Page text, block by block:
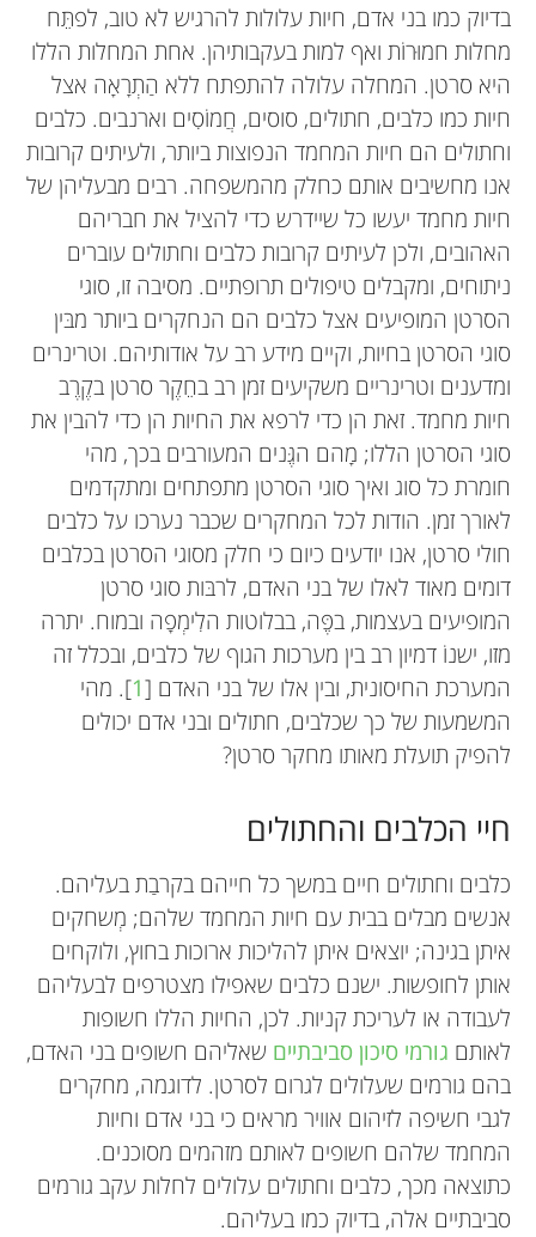
בדיוק כמו בני אדם, חיות עלולות להרגיש לא טוב, לפתֵּח
מחלות חמוּרוֹת ואף למות בעקבותיהן. אחת המחלות הללו
היא סרטן. המחלה עלולה להתפתח ללא הַתְרָאָה אצל
חיות כמו כלבים, חתולים, סוסים, חֲמוֹסִים וארנבים. כלבים
וחתולים הם חיות המחמד הנפוצות ביותר, ולעיתים קרובות
אנו מחשיבים אותם כחלק מהמשפחה. רבים מבעליהן של
חיות מחמד יעשו כל שיידרש כדי להציל את חבריהם
האהובים, ולכן לעיתים קרובות כלבים וחתולים עוברים
ניתוחים, ומקבלים טיפולים תרופתיים. מסיבה זו, סוגי
הסרטן המופיעים אצל כלבים הם הנחקרים ביותר מבּין
סוגי הסרטן בחיות, וקיים מידע רב על אודותיהם. וטרינרים
ומדענים וטרינריים משקיעים זמן רב בחֵקֶר סרטן בקֶרֶב
חיות מחמד. זאת הן כדי לרפא את החיות הן כדי להבין את
סוגי הסרטן הללו; מָהם הגֶּנים המעורבים בכך, מהי
חומרת כל סוג ואיך סוגי הסרטן מתפתחים ומתקדמים
לאורך זמן. הודות לכל המחקרים שכבר נערכו על כלבים
חולי סרטן, אנו יודעים כיום כי חלק מסוגי הסרטן בכלבים
דומים מאוד לאלו של בני האדם, לרבּות סוגי סרטן
המופיעים בעצמות, בפֶּה, בבלוטות הלִימְפָה ובמוח. יתרה
מזו, ישנוֹ דמיון רב בין מערכות הגוף של כלבים, ובכלל זה
המערכת החיסונית, ובין אלו של בני האדם [1]. מהי
המשמעות של כך שכלבים, חתולים ובני אדם יכולים
להפיק תועלת מאותו מחקר סרטן?
חיי הכלבים והחתולים
כלבים וחתולים חיים במשך כל חייהם בקרבַת בעליהם.
אנשים מבלים בבית עם חיות המחמד שלהם; מְשחקים
איתן בגינה; יוצאים איתן להליכות ארוכות בחוץ, ולוקחים
אותן לחופשות. ישנם כלבים שאפילו מצטרפים לבעליהם
לעבודה או לעריכת קניות. לכן, החיות הללו חשופות
לאותם גורמי סיכון סביבתיים שאליהם חשופים בני האדם,
בהם גורמים שעלולים לגרום לסרטן. לדוגמה, מחקרים
לגבי חשיפה לזיהום אוויר מראים כי בני אדם וחיות
המחמד שלהם חשופים לאותם מזהמים מסוכנים.
כתוצאה מכך, כלבים וחתולים עלולים לחלות עקב גורמים
סביבתיים אלה, בדיוק כמו בעליהם.